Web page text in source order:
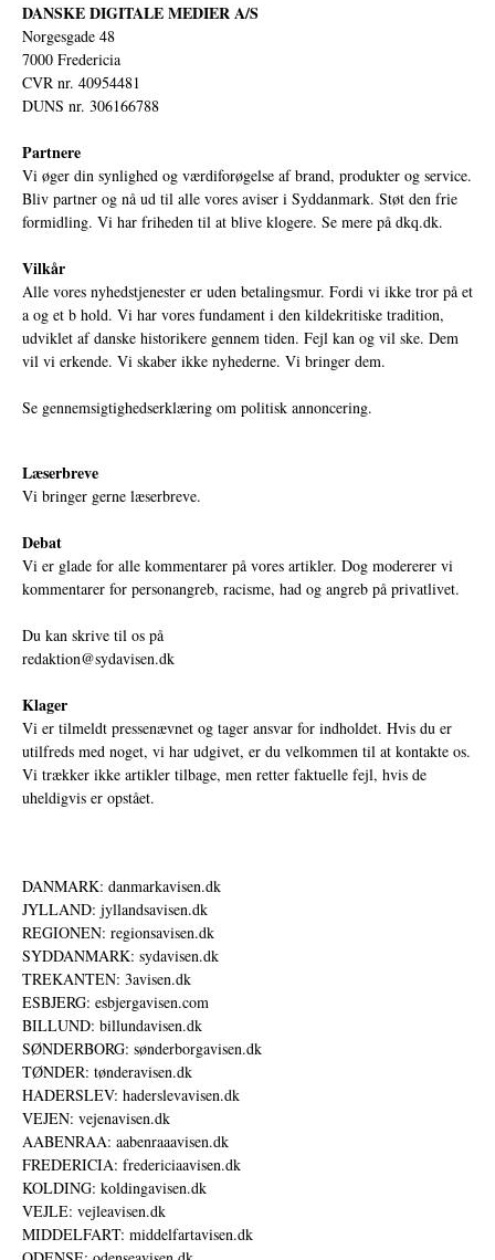
DANSKE DIGITALE MEDIER A/S
Norgesgade 48
7000 Fredericia
CVR nr. 40954481
DUNS nr. 306166788
Partnere
Vi øger din synlighed og værdiforøgelse af brand, produkter og service.
Bliv partner og nå ud til alle vores aviser i Syddanmark. Støt den frie
formidling. Vi har friheden til at blive klogere. Se mere på dkq.dk.
Vilkår
Alle vores nyhedstjenester er uden betalingsmur. Fordi vi ikke tror på et
a og et b hold. Vi har vores fundament i den kildekritiske tradition,
udviklet af danske historikere gennem tiden. Fejl kan og vil ske. Dem
vil vi erkende. Vi skaber ikke nyhederne. Vi bringer dem.
Se gennemsigtighedserklæring om politisk annoncering.
Læserbreve
Vi bringer gerne læserbreve.
Debat
Vi er glade for alle kommentarer på vores artikler. Dog modererer vi
kommentarer for personangreb, racisme, had og angreb på privatlivet.
Du kan skrive til os på
redaktion@sydavisen.dk
Klager
Vi er tilmeldt pressenævnet og tager ansvar for indholdet. Hvis du er
utilfreds med noget, vi har udgivet, er du velkommen til at kontakte os.
Vi trækker ikke artikler tilbage, men retter faktuelle fejl, hvis de
uheldigvis er opstået.
DANMARK: danmarkavisen.dk
JYLLAND: jyllandsavisen.dk
REGIONEN: regionsavisen.dk
SYDDANMARK: sydavisen.dk
TREKANTEN: 3avisen.dk
ESBJERG: esbjergavisen.com
BILLUND: billundavisen.dk
SØNDERBORG: sønderborgavisen.dk
TØNDER: tønderavisen.dk
HADERSLEV: haderslevavisen.dk
VEJEN: vejenavisen.dk
AABENRAA: aabenraaavisen.dk
FREDERICIA: fredericiaavisen.dk
KOLDING: koldingavisen.dk
VEJLE: vejleavisen.dk
MIDDELFART: middelfartavisen.dk